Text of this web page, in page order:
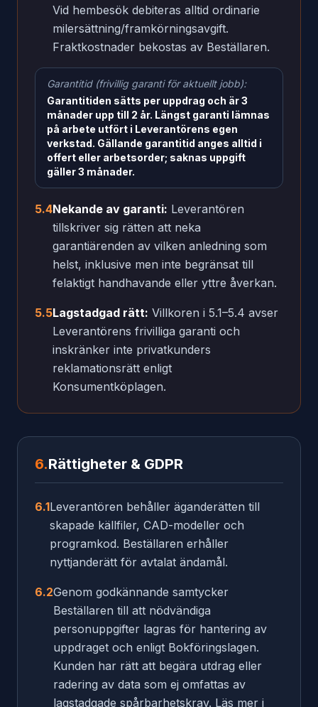
Vid hembesök debiteras alltid ordinarie
milersättning/framkörningsavgift.
Fraktkostnader bekostas av Beställaren.
Garantitid (frivillig garanti för aktuellt jobb):
Garantitiden sätts per uppdrag och är 3
månader upp till 2 år. Längst garanti lämnas
på arbete utfört i Leverantörens egen
verkstad. Gällande garantitid anges alltid i
offert eller arbetsorder; saknas uppgift
gäller 3 månader.
5.4Nekande av garanti: Leverantören
tillskriver sig rätten att neka
garantiärenden av vilken anledning som
helst, inklusive men inte begränsat till
felaktigt handhavande eller yttre åverkan.
5.5Lagstadgad rätt: Villkoren i 5.1–5.4 avser
Leverantörens frivilliga garanti och
inskränker inte privatkunders
reklamationsrätt enligt
Konsumentköplagen.
6.Rättigheter & GDPR
6.1Leverantören behåller äganderätten till
skapade källfiler, CAD-modeller och
programkod. Beställaren erhåller
nyttjanderätt för avtalat ändamål.
6.2Genom godkännande samtycker
Beställaren till att nödvändiga
personuppgifter lagras för hantering av
uppdraget och enligt Bokföringslagen.
Kunden har rätt att begära utdrag eller
radering av data som ej omfattas av
lagstadgade spårbarhetskrav. Läs mer i